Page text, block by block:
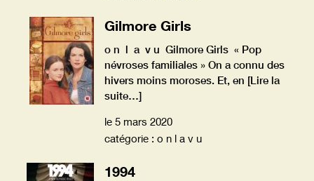
Gilmore Girls
o n l a v u Gilmore Girls « Pop
névroses familiales » On a connu des
hivers moins moroses. Et, en [Lire la
suite…]
le 5 mars 2020
catégorie : o n l a v u
1994